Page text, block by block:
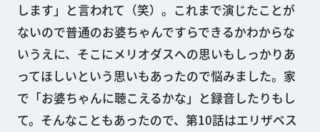
します」と言われて（笑）。これまで演じたことが
ないので普通のお婆ちゃんですらできるかわからな
いうえに、そこにメリオダスへの思いもしっかりあ
ってほしいという思いもあったので悩みました。家
で「お婆ちゃんに聴こえるかな」と録音したりもし
て。そんなこともあったので、第10話はエリザベス